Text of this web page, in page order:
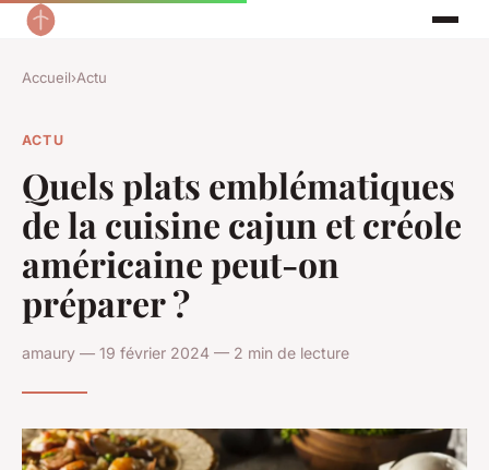
Accueil›Actu
ACTU
Quels plats emblématiques
de la cuisine cajun et créole
américaine peut-on
préparer ?
amaury — 19 février 2024 — 2 min de lecture